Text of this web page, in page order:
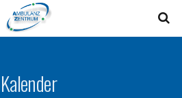
Kalender